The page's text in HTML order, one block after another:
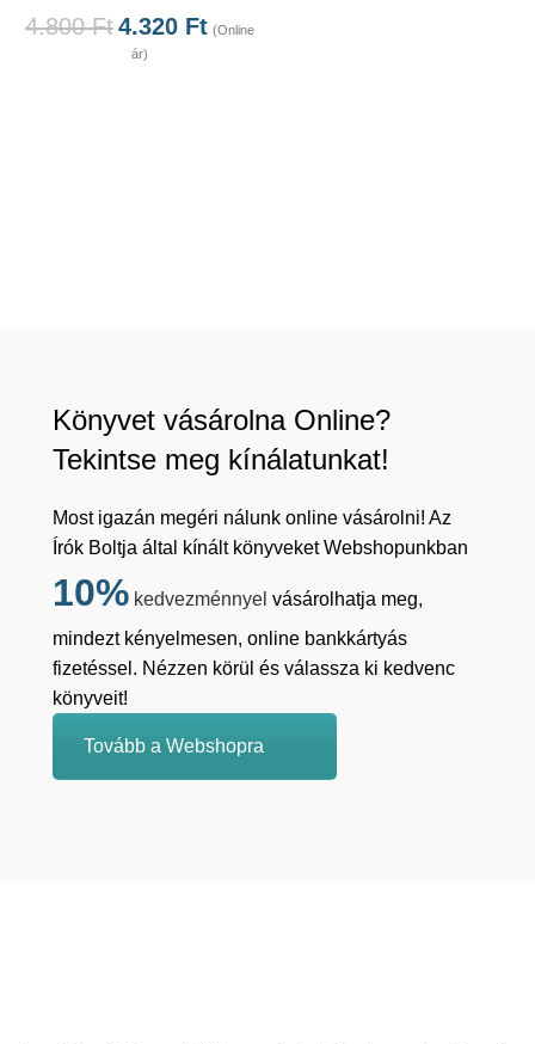
4.800Ft4.320 Ft (Online
ár)
Könyvet vásárolna Online?
Tekintse meg kínálatunkat!
Most igazán megéri nálunk online vásárolni! Az
Írók Boltja által kínált könyveket Webshopunkban
10% kedvezménnyel vásárolhatja meg,
mindezt kényelmesen, online bankkártyás
fizetéssel. Nézzen körül és válassza ki kedvenc
könyveit!
Tovább a Webshopra